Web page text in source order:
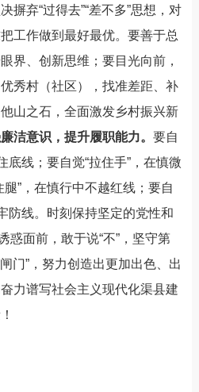
摒弃“过得去”“差不多”思想，对
工作做到最好最优。要善于总
界、创新思维 ； 要目光向前，
秀村（社区）
，找准差距、补
山之石，全面激发乡村振兴新
洁意识，提升履职能力。 要自
底线；要自觉“拉住手”，在慎微
腿”，在慎行中不越红线；要自
防线。时刻保持坚定的党性和
惑面前， 敢于说“不”， 坚守第
门”，努力创造出更加出色、出
力谱写社会主义现代化渠县建